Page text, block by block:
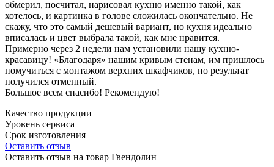
обмерил, посчитал, нарисовал кухню именно такой, как
хотелось, и картинка в голове сложилась окончательно. Не
скажу, что это самый дешевый вариант, но кухня идеально
вписалась и цвет выбрала такой, как мне нравится.
Примерно через 2 недели нам установили нашу кухню-
красавицу! «Благодаря» нашим кривым стенам, им пришлось
помучиться с монтажом верхних шкафчиков, но результат
получился отменный.
Большое всем спасибо! Рекомендую!
Качество продукции
Уровень сервиса
Срок изготовления
Оставить отзыв
Оставить отзыв на товар Гвендолин